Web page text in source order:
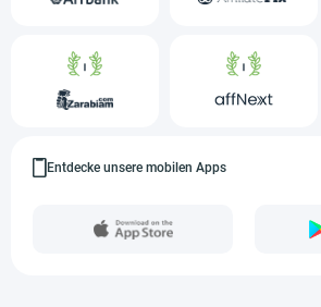
Entdecke unsere mobilen Apps